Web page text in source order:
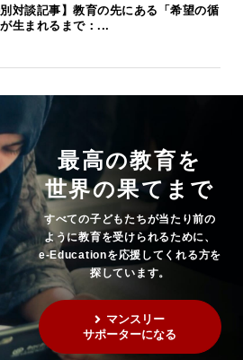
別対談記事】教育の先にある「希望の循
生まれるまで：...
最高の教育を
世界の果てまで
すべての子どもたちが当たり前の
ように教育を受けられるために、
e-Educationを応援してくれる方を
探しています。
マンスリー
サポーターになる